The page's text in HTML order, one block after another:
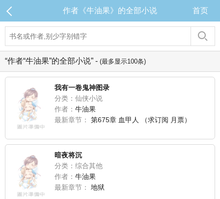
作者《牛油果》的全部小说 首页
“作者“牛油果”的全部小说” - (最多显示100条)
我有一卷鬼神图录
分类：仙侠小说
作者： 牛油果
最新章节：
第675章 血甲人 （求订阅 月票）
暗夜将沉
分类：综合其他
作者： 牛油果
最新章节：
地狱